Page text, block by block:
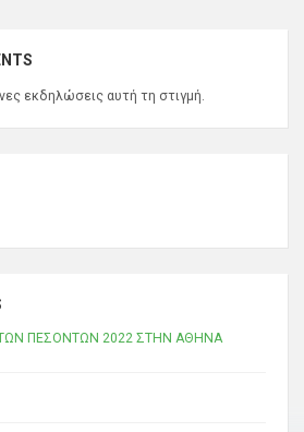
εκδηλώσεις αυτή τη στιγμή.
ΠΕΣΟΝΤΩΝ 2022 ΣΤΗΝ ΑΘΗΝΑ